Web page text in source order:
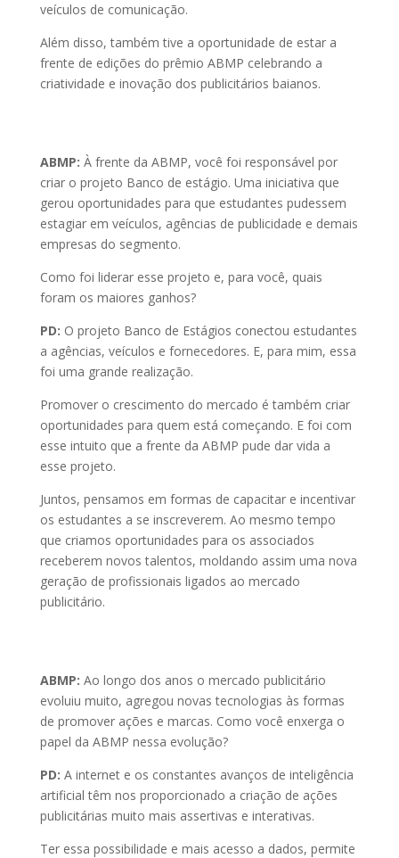
veículos de comunicação.
Além disso, também tive a oportunidade de estar a
frente de edições do prêmio ABMP celebrando a
criatividade e inovação dos publicitários baianos.
ABMP: À frente da ABMP, você foi responsável por
criar o projeto Banco de estágio. Uma iniciativa que
gerou oportunidades para que estudantes pudessem
estagiar em veículos, agências de publicidade e demais
empresas do segmento.
Como foi liderar esse projeto e, para você, quais
foram os maiores ganhos?
PD: O projeto Banco de Estágios conectou estudantes
a agências, veículos e fornecedores. E, para mim, essa
foi uma grande realização.
Promover o crescimento do mercado é também criar
oportunidades para quem está começando. E foi com
esse intuito que a frente da ABMP pude dar vida a
esse projeto.
Juntos, pensamos em formas de capacitar e incentivar
os estudantes a se inscreverem. Ao mesmo tempo
que criamos oportunidades para os associados
receberem novos talentos, moldando assim uma nova
geração de profissionais ligados ao mercado
publicitário.
ABMP: Ao longo dos anos o mercado publicitário
evoluiu muito, agregou novas tecnologias às formas
de promover ações e marcas. Como você enxerga o
papel da ABMP nessa evolução?
PD: A internet e os constantes avanços de inteligência
artificial têm nos proporcionado a criação de ações
publicitárias muito mais assertivas e interativas.
Ter essa possibilidade e mais acesso a dados, permite